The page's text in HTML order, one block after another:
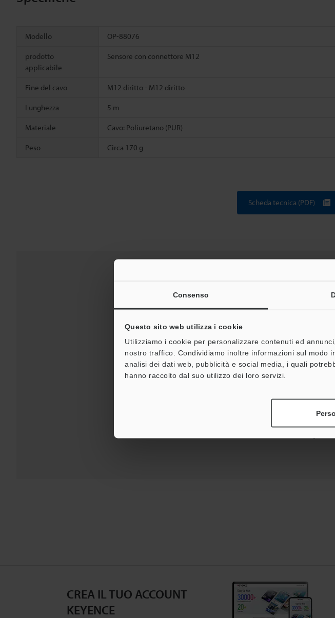
Consenso
Questo sito web utilizza i cookie
Utilizziamo i cookie per personalizzare contenuti ed
nostro traffico. Condividiamo inoltre informazioni sul modo
analisi dei dati web, pubblicità e social media, i quali
hanno raccolto dal suo utilizzo dei loro servizi.
Modello OP-88076
prodotto
applicabile
Sensore con connettore M12
Fine del cavo M12 diritto - M12 diritto
Lunghezza 5 m
Materiale Cavo: Poliuretano (PUR)
Peso Circa 170 g
Scheda tecnica (PDF)
Download: Guide tecniche Scheda tecnica
CREA IL TUO ACCOUNT
KEYENCE